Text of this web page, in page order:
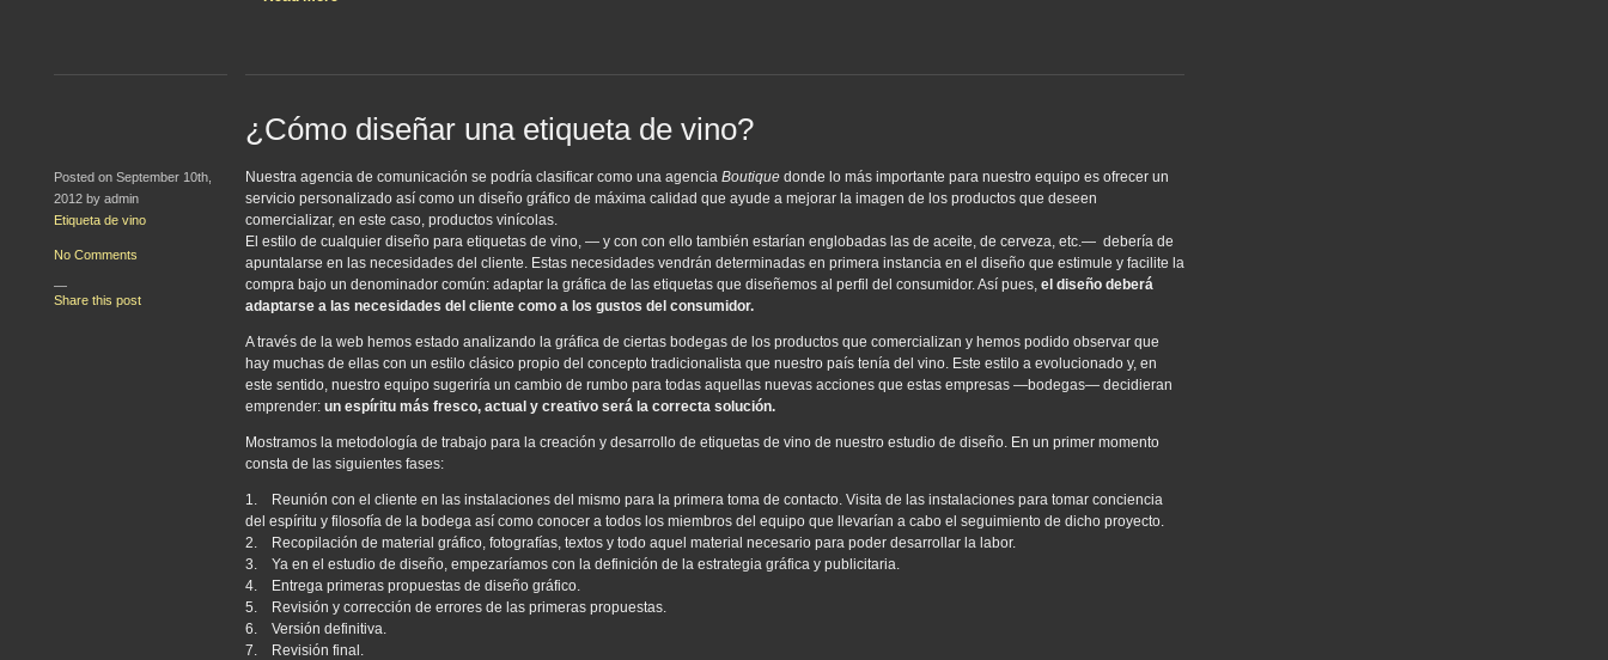
¿Cómo diseñar una etiqueta de vino?
Posted on September 10th,
2012 by admin
Etiqueta de vino
No Comments
—
Share this post
Nuestra agencia de comunicación se podría clasificar como una agencia Boutique donde lo más importante para nuestro equipo es ofrecer un
servicio personalizado así como un diseño gráfico de máxima calidad que ayude a mejorar la imagen de los productos que deseen
comercializar, en este caso, productos vinícolas.
El estilo de cualquier diseño para etiquetas de vino, — y con con ello también estarían englobadas las de aceite, de cerveza, etc.— debería de
apuntalarse en las necesidades del cliente. Estas necesidades vendrán determinadas en primera instancia en el diseño que estimule y facilite la
compra bajo un denominador común: adaptar la gráfica de las etiquetas que diseñemos al perfil del consumidor. Así pues, el diseño deberá
adaptarse a las necesidades del cliente como a los gustos del consumidor.
A través de la web hemos estado analizando la gráfica de ciertas bodegas de los productos que comercializan y hemos podido observar que
hay muchas de ellas con un estilo clásico propio del concepto tradicionalista que nuestro país tenía del vino. Este estilo a evolucionado y, en
este sentido, nuestro equipo sugeriría un cambio de rumbo para todas aquellas nuevas acciones que estas empresas —bodegas— decidieran
emprender: un espíritu más fresco, actual y creativo será la correcta solución.
Mostramos la metodología de trabajo para la creación y desarrollo de etiquetas de vino de nuestro estudio de diseño. En un primer momento
consta de las siguientes fases:
1. Reunión con el cliente en las instalaciones del mismo para la primera toma de contacto. Visita de las instalaciones para tomar conciencia
del espíritu y filosofía de la bodega así como conocer a todos los miembros del equipo que llevarían a cabo el seguimiento de dicho proyecto.
2. Recopilación de material gráfico, fotografías, textos y todo aquel material necesario para poder desarrollar la labor.
3. Ya en el estudio de diseño, empezaríamos con la definición de la estrategia gráfica y publicitaria.
4. Entrega primeras propuestas de diseño gráfico.
5. Revisión y corrección de errores de las primeras propuestas.
6. Versión definitiva.
7. Revisión final.